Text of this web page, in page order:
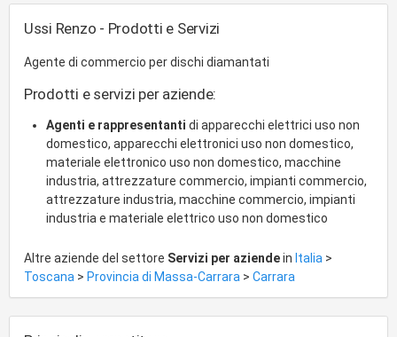
Ussi Renzo - Prodotti e Servizi
Agente di commercio per dischi diamantati
Prodotti e servizi per aziende:
Agenti e rappresentanti di apparecchi elettrici uso non
domestico, apparecchi elettronici uso non domestico,
materiale elettronico uso non domestico, macchine
industria, attrezzature commercio, impianti commercio,
attrezzature industria, macchine commercio, impianti
industria e materiale elettrico uso non domestico
Altre aziende del settore Servizi per aziendein Italia >
Toscana > Provincia di Massa-Carrara > Carrara